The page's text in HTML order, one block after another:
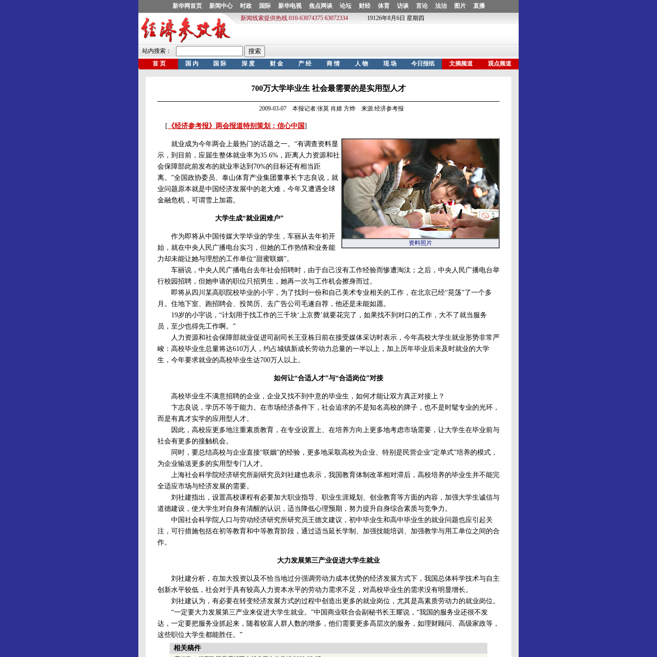
700万大学毕业生 社会最需要的是实用型人才
2009-03-07 本报记者:张莫 肖婧 方烨 来源:经济参考报
[ 《经济参考报》两会报道特别策划：信心中国]
资料照片
就业成为今年两会上最热门的话题之一。“有调查资料显
示，到目前，应届生整体就业率为35.6%，距离人力资源和社
会保障部此前发布的就业率达到70%的目标还有相当距
离。”全国政协委员、泰山体育产业集团董事长卞志良说，就
业问题原本就是中国经济发展中的老大难，今年又遭遇全球
金融危机，可谓雪上加霜。
大学生成“就业困难户”
作为即将从中国传媒大学毕业的学生，车丽从去年初开
始，就在中央人民广播电台实习，但她的工作热情和业务能
力却未能让她与理想的工作单位“甜蜜联姻”。
车丽说，中央人民广播电台去年社会招聘时，由于自己没有工作经验而惨遭淘汰；之后，中央人民广播电台举
行校园招聘，但她申请的职位只招男生，她再一次与工作机会擦身而过。
即将从四川某高职院校毕业的小宇，为了找到一份和自己美术专业相关的工作，在北京已经“晃荡”了一个多
月。住地下室、跑招聘会、投简历、去广告公司毛遂自荐，他还是未能如愿。
19岁的小宇说，“计划用于找工作的三千块‘上京费’就要花完了，如果找不到对口的工作，大不了就当服务
员，至少也得先工作啊。”
人力资源和社会保障部就业促进司副司长王亚栋日前在接受媒体采访时表示，今年高校大学生就业形势非常严
峻：高校毕业生总量将达610万人，约占城镇新成长劳动力总量的一半以上，加上历年毕业后未及时就业的大学
生，今年要求就业的高校毕业生达700万人以上。
如何让“合适人才”与“合适岗位”对接
高校毕业生不满意招聘的企业，企业又找不到中意的毕业生，如何才能让双方真正对接上？
卞志良说，学历不等于能力。在市场经济条件下，社会追求的不是知名高校的牌子，也不是时髦专业的光环，
而是有真才实学的应用型人才。
因此，高校应更多地注重素质教育，在专业设置上、在培养方向上更多地考虑市场需要，让大学生在毕业前与
社会有更多的接触机会。
同时，要总结高校与企业直接“联姻”的经验，更多地采取高校为企业、特别是民营企业“定单式”培养的模式，
为企业输送更多的实用型专门人才。
上海社会科学院经济研究所副研究员刘社建也表示，我国教育体制改革相对滞后，高校培养的毕业生并不能完
全适应市场与经济发展的需要。
刘社建指出，设置高校课程有必要加大职业指导、职业生涯规划、创业教育等方面的内容，加强大学生诚信与
道德建设，使大学生对自身有清醒的认识，适当降低心理预期，努力提升自身综合素质与竞争力。
中国社会科学院人口与劳动经济研究所研究员王德文建议，初中毕业生和高中毕业生的就业问题也应引起关
注，可行措施包括在初等教育和中等教育阶段，通过适当延长学制、加强技能培训、加强教学与用工单位之间的合
作。
大力发展第三产业促进大学生就业
刘社建分析，在加大投资以及不恰当地过分强调劳动力成本优势的经济发展方式下，我国总体科学技术与自主
创新水平较低，社会对于具有较高人力资本水平的劳动力需求不足，对高校毕业生的需求没有明显增长。
刘社建认为，有必要在转变经济发展方式的过程中创造出更多的就业岗位，尤其是高素质劳动力的就业岗位。
“一定要大力发展第三产业来促进大学生就业。”中国商业联合会副秘书长王耀说，“我国的服务业还很不发
达，一定要把服务业抓起来，随着较富人群人数的增多，他们需要更多高层次的服务，如理财顾问、高级家政等，
这些职位大学生都能胜任。”
相关稿件